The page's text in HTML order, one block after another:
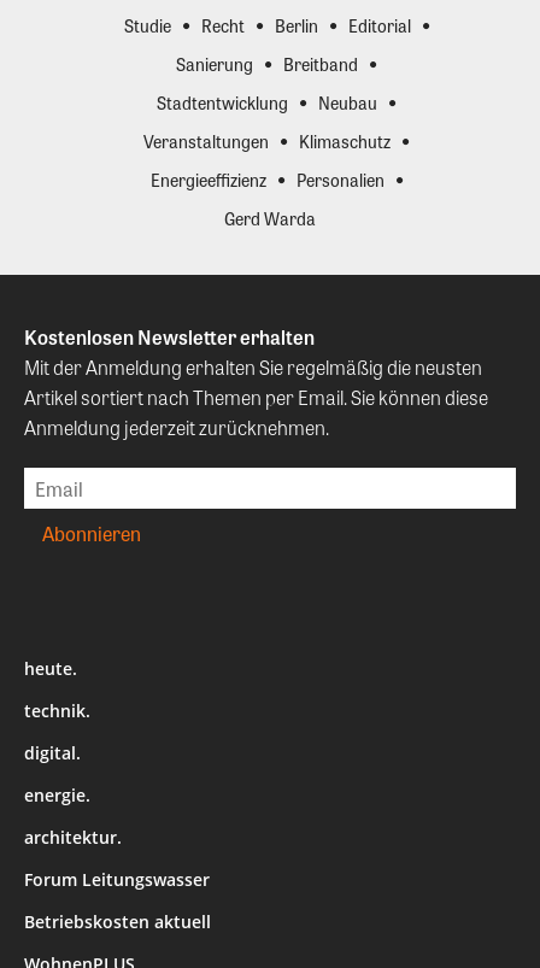
Studie
Recht Berlin
Editorial
Sanierung
Breitband
Stadtentwicklung
Neubau
Veranstaltungen
Klimaschutz
Energieeffizienz
Personalien
Gerd Warda
Kostenlosen Newsletter erhalten
Mit der Anmeldung erhalten Sie regelmäßig die neusten
Artikel sortiert nach Themen per Email. Sie können diese
Anmeldung jederzeit zurücknehmen.
heute.
technik.
digital.
energie.
architektur.
Forum Leitungswasser
Betriebskosten aktuell